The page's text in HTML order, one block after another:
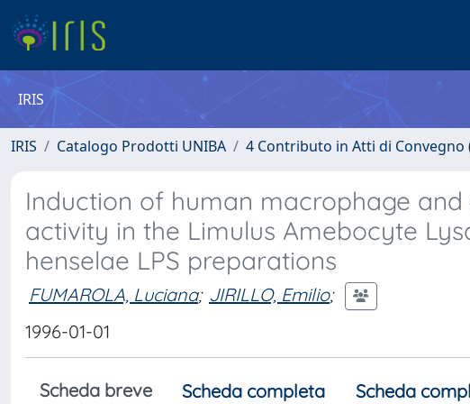
IRIS
IRIS Catalogo Prodotti UNIBA 4 Contributo in Atti di Convegno
Induction of human macrophage
activity in the Limulus Amebocyte
henselae LPS preparations
FUMAROLA, Luciana; JIRILLO, Emilio;
1996-01-01
Scheda breve Scheda completa Scheda